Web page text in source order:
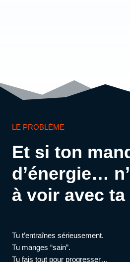
LE PROBLÈME
Et si ton
d’énergie…
à voir avec
Tu t’entraînes sérieusement.
Tu manges “sain”.
Tu fais tout pour progresser…